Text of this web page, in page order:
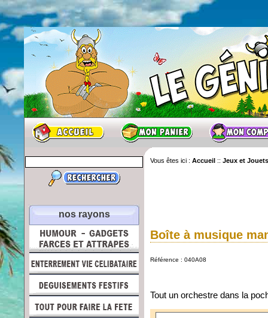
nos rayons
Vous êtes ici : Accueil :: Jeux et Jouets
Boîte à musique
Référence : 040A08
Tout un orchestre dans la